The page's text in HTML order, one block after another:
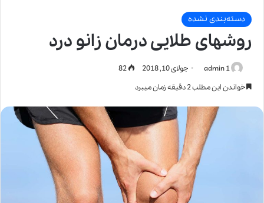
دسته‌بندی نشده
روشهای طلایی درمان زانو درد
admin 1 جولای 10, 2018
خواندن این مطلب 2 دقیقه زمان میبرد